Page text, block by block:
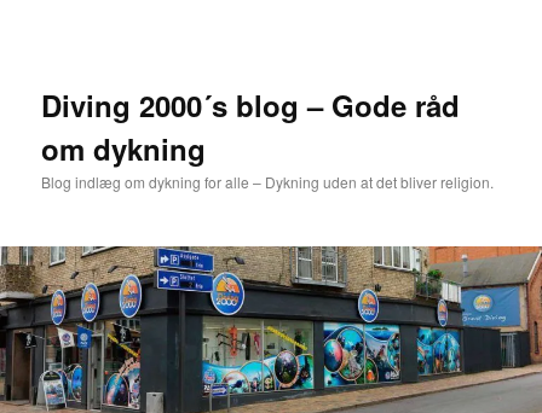
Diving 2000´s blog – Gode råd
om dykning
Blog indlæg om dykning for alle – Dykning uden at det bliver religion.